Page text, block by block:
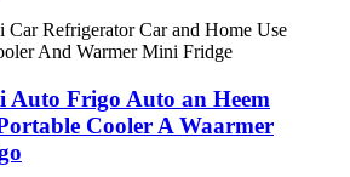
Auto Frigo Auto an Heem
Cooler A Waarmer